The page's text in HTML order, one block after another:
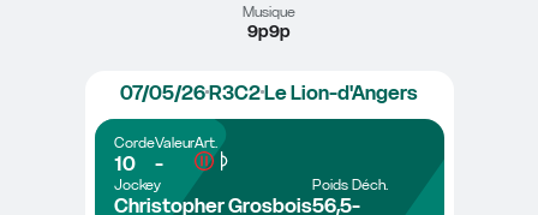
Musique
9p9p
07/05/26R3C2Le Lion-d'Angers
Corde
10
Valeur
-
Art.
Jockey
Christopher Grosbois
Poids
56,5
Déch.
-